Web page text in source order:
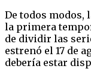
De todos modos,
la primera
de dividir las
estrenó el 17 de
debería estar